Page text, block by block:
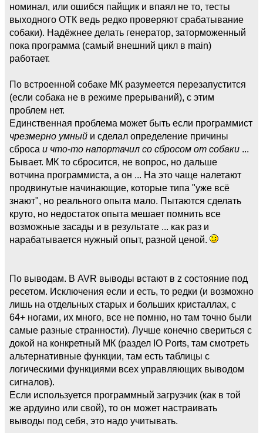
номинал, или ошибся пайщик и впаял не то, тесты
выходного ОТК ведь редко проверяют срабатывание
собаки). Надёжнее делать генератор, заторможенный
пока программа (самый внешний цикл в main)
работает.
По встроенной собаке МК разумеется перезапустится
(если собака не в режиме прерываний), с этим
проблем нет.
Единственная проблема может быть если программист
чрезмерно умный и сделал определение причины
сброса и что-то напортачил со сбросом от собаки ...
Бывает. МК то сбросится, не вопрос, но дальше
вотчина программиста, а он ... На это чаще налетают
продвинутые начинающие, которые типа "уже всё
знают", но реального опыта мало. Пытаются сделать
круто, но недостаток опыта мешает помнить все
возможные засады и в результате ... как раз и
нарабатывается нужный опыт, разной ценой.
По выводам. В AVR выводы встают в z состояние под
ресетом. Исключения если и есть, то редки (и возможно
лишь на отдельных старых и больших кристаллах, с
64+ ногами, их много, все не помню, но там точно были
самые разные странности). Лучше конечно свериться с
докой на конкретный МК (раздел IO Ports, там смотреть
альтернативные функции, там есть таблицы с
логическими функциями всех управляющих выводом
сигналов).
Если используется программный загрузчик (как в той
же ардуино или свой), то он может настраивать
выводы под себя, это надо учитывать.